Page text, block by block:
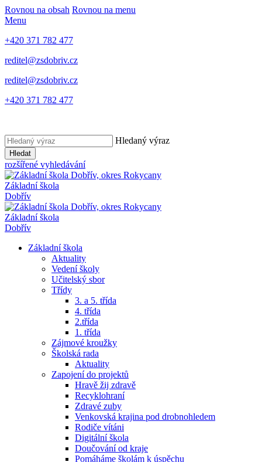
Rovnou na obsah Rovnou na menu
Menu
+420 371 782 477
reditel@zsdobriv.cz
reditel@zsdobriv.cz
+420 371 782 477
Hledaný výraz
Hledat
rozšířené vyhledávání
Základní škola
Dobřív
Základní škola
Dobřív
Základní škola
Aktuality
Vedení školy
Učitelský sbor
Třídy
3. a 5. třída
4. třída
2.třída
1. třída
Zájmové kroužky
Školská rada
Aktuality
Zapojení do projektů
Hravě žij zdravě
Recyklohraní
Zdravé zuby
Venkovská krajina pod drobnohledem
Rodiče vítáni
Digitální škola
Doučování od kraje
Pomáháme školám k úspěchu